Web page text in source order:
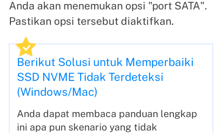
Anda akan menemukan opsi "port SATA".
Pastikan opsi tersebut diaktifkan.
Berikut Solusi untuk Memperbaiki
SSD NVME Tidak Terdeteksi
(Windows/Mac)
Anda dapat membaca panduan lengkap
ini apa pun skenario yang tidak